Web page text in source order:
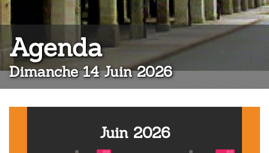
Agenda:
Dimanche 14 Juin 2026
Juin 2026